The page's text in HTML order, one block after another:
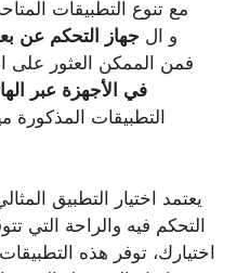
مع تنوع التطبيقات
و ال جهاز التحكم عن
، فمن الممكن العثور على
في الأجهزة عبر
التطبيقات المذكورة
يعتمد اختيار التطبيق
التحكم فيه والراحة التي
اختيارك، توفر هذه